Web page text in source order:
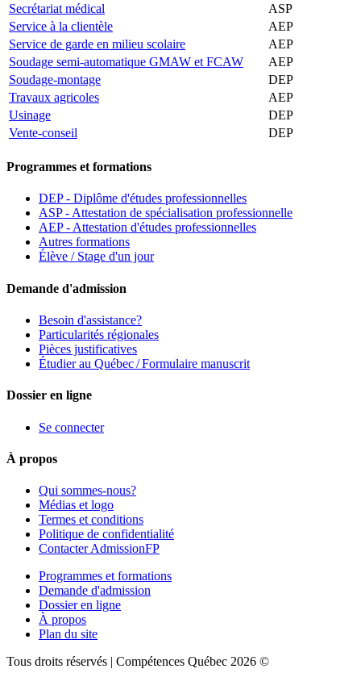
Secrétariat médical
ASP
Service à la clientèle
AEP
Service de garde en milieu scolaire
AEP
Soudage semi-automatique GMAW et FCAW
AEP
Soudage-montage
DEP
Travaux agricoles
AEP
Usinage
DEP
Vente-conseil
DEP
Programmes et formations
DEP - Diplôme d'études professionnelles
ASP - Attestation de spécialisation professionnelle
AEP - Attestation d'études professionnelles
Autres formations
Élève / Stage d'un jour
Demande d'admission
Besoin d'assistance?
Particularités régionales
Pièces justificatives
Étudier au Québec / Formulaire manuscrit
Dossier en ligne
Se connecter
À propos
Qui sommes-nous?
Médias et logo
Termes et conditions
Politique de confidentialité
Contacter AdmissionFP
Programmes et formations
Demande d'admission
Dossier en ligne
À propos
Plan du site
Tous droits réservés | Compétences Québec 2026 ©